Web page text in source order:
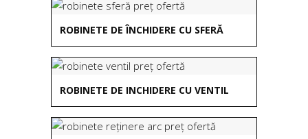
ROBINETE DE ÎNCHIDERE CU SFERĂ
ROBINETE DE INCHIDERE CU VENTIL